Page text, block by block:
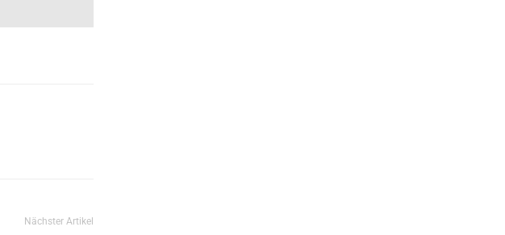
Nächster Artikel